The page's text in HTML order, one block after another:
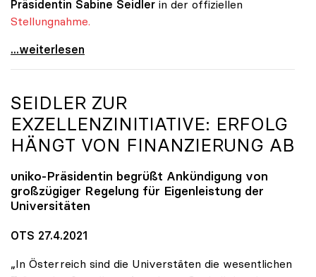
Präsidentin Sabine Seidler in der offiziellen
Stellungnahme.
Quereinsteiger-Studium: uniko fordert Einbindung
...weiterlesen
SEIDLER ZUR
EXZELLENZINITIATIVE: ERFOLG
HÄNGT VON FINANZIERUNG AB
uniko-Präsidentin begrüßt Ankündigung von
großzügiger Regelung für Eigenleistung der
Universitäten
OTS 27.4.2021
„In Österreich sind die Universtäten die wesentlichen